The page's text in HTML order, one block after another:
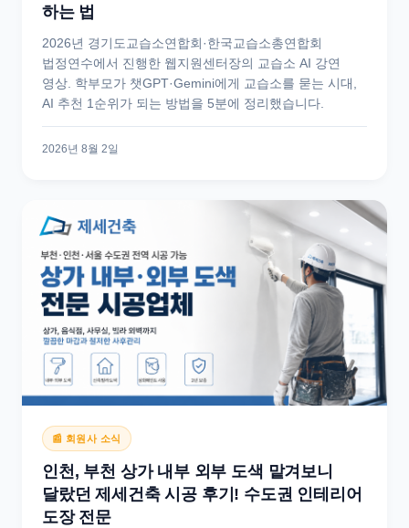
하는 법
2026년 경기도교습소연합회·한국교습소총연합회
법정연수에서 진행한 웹지원센터장의 교습소 AI 강연
영상. 학부모가 챗GPT·Gemini에게 교습소를 묻는 시대,
AI 추천 1순위가 되는 방법을 5분에 정리했습니다.
2026년 8월 2일
📰 회원사 소식
인천, 부천 상가 내부 외부 도색 맡겨보니
달랐던 제세건축 시공 후기! 수도권 인테리어
도장 전문